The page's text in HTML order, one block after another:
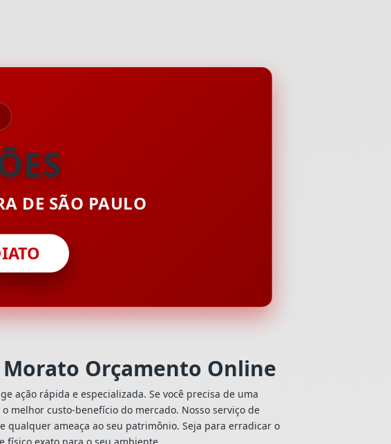
DE SÃO PAULO
Orçamento Online
ação rápida e especializada. Se você precisa de uma
melhor custo-benefício do mercado. Nosso serviço de
ameaça ao seu patrimônio. Seja para erradicar o